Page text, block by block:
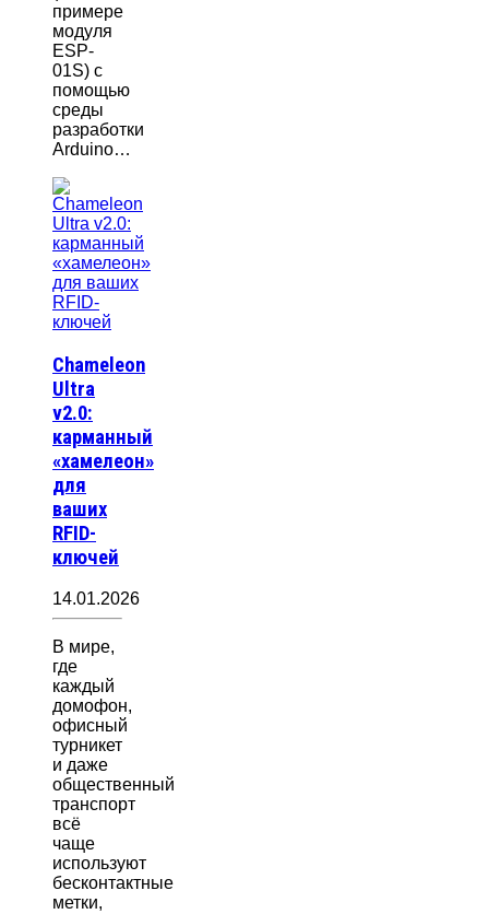
примере
модуля
ESP-
01S) с
помощью
среды
разработки
Arduino…
Chameleon
Ultra
v2.0:
карманный
«хамелеон»
для
ваших
RFID-
ключей
14.01.2026
В мире,
где
каждый
домофон,
офисный
турникет
и даже
общественный
транспорт
всё
чаще
используют
бесконтактные
метки,